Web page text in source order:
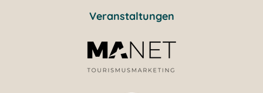
Veranstaltungen